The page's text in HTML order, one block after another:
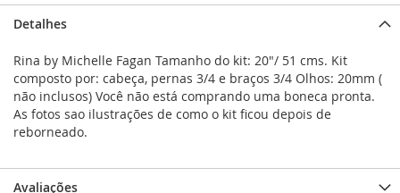
Detalhes
Rina by Michelle Fagan Tamanho do kit: 20"/ 51 cms. Kit
composto por: cabeça, pernas 3/4 e braços 3/4 Olhos: 20mm (
não inclusos) Você não está comprando uma boneca pronta.
As fotos sao ilustrações de como o kit ficou depois de
reborneado.
Avaliações